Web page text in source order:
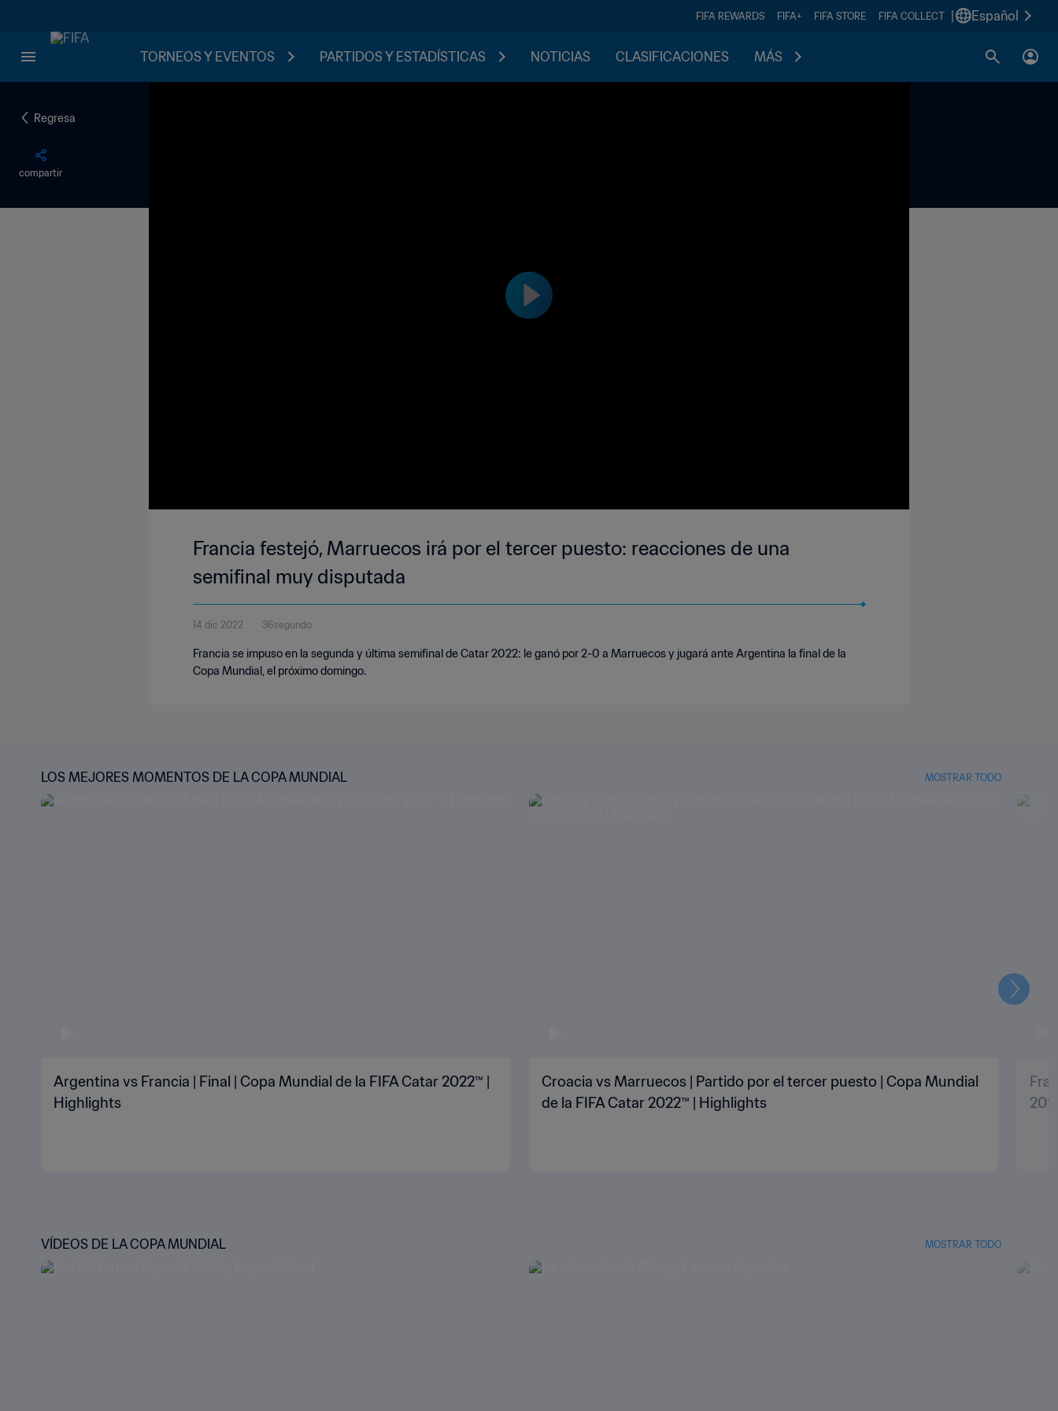
FIFA REWARDS FIFA+ FIFA STORE FIFA COLLECT Español
TORNEOS Y EVENTOS PARTIDOS Y ESTADÍSTICAS NOTICIAS CLASIFICACIONES MÁS
Regresa
compartir
Francia festejó, Marruecos irá por el tercer puesto: reacciones de una
semifinal muy disputada
14 dic 2022 36segundo
Francia se impuso en la segunda y última semifinal de Catar 2022: le ganó por 2-0 a Marruecos y jugará ante Argentina la final de la
Copa Mundial, el próximo domingo.
LOS MEJORES MOMENTOS DE LA COPA MUNDIAL MOSTRAR TODO
Argentina vs Francia | Final | Copa Mundial de la FIFA Catar 2022™ |
Highlights
Croacia vs Marruecos | Partido por el tercer puesto | Copa Mundial
de la FIFA Catar 2022™ | Highlights
VÍDEOS DE LA COPA MUNDIAL MOSTRAR TODO